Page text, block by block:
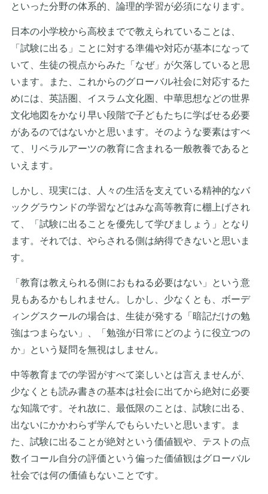
といった分野の体系的、論理的学習が必須になります。
日本の小学校から高校までで教えられていることは、
「試験に出る」ことに対する準備や対応が基本になって
いて、生徒の視点からみた「なぜ」が欠落していると思
います。また、これからのグローバル社会に対応するた
めには、英語圏、イスラム文化圏、中華思想などの世界
文化地図をかなり早い段階で子どもたちに学ばせる必要
があるのではないかと思います。そのような要素はすべ
て、リベラルアーツの教育に含まれる一般教養であると
いえます。
しかし、現実には、人々の生活を支えている精神的なバ
ックグラウンドの学習などはみな高等教育に棚上げされ
て、「試験に出ることを優先して学びましょう」となり
ます。それでは、やらされる側は納得できないと思いま
す。
「教育は教えられる側におもねる必要はない」という意
見もあるかもしれません。しかし、少なくとも、ボーデ
ィングスクールの場合は、生徒が発する「暗記だけの勉
強はつまらない」、「勉強が日常にどのように役立つの
か」という疑問を無視はしません。
中等教育までの学習がすべて楽しいとは言えませんが、
少なくとも読み書きの基本は社会に出てから絶対に必要
な知識です。それ故に、最低限のことは、試験に出る、
出ないにかかわらず学んでもらいたいと思います。ま
た、試験に出ることが絶対という価値観や、テストの点
数イコール自分の評価という偏った価値観はグローバル
社会では何の価値もないことです。